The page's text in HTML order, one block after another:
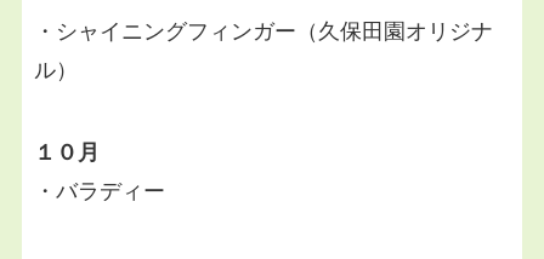
・シャイニングフィンガー（久保田園オリジナ
ル）
１０月
・バラディー